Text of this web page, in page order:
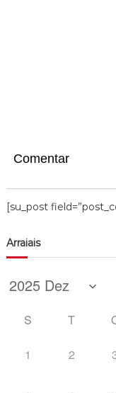
Comentar
[su_post
Arraiais
S T
1 2